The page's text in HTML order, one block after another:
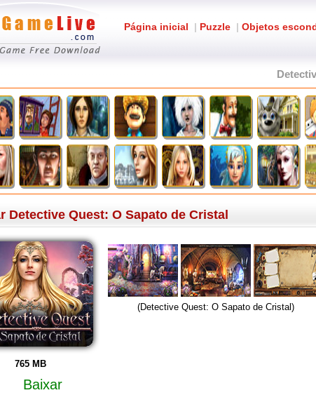
Página inicial | Puzzle | Objetos
Detective Quest: O Sapato de Cristal
765 MB
Baixar
(Detective Quest: O Sapato de Cristal)